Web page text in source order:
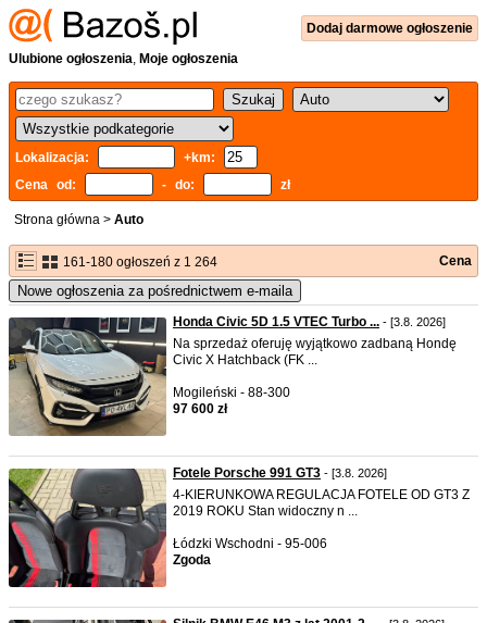
Dodaj darmowe ogłoszenie
Ulubione ogłoszenia, Moje ogłoszenia
Lokalizacja:
+km:
Cena od:
- do: zł
Strona główna > Auto
161-180 ogłoszeń z 1 264 Cena
Nowe ogłoszenia za pośrednictwem e-maila
Honda Civic 5D 1.5 VTEC Turbo ... - [3.8. 2026]
Na sprzedaż oferuję wyjątkowo zadbaną Hondę
Civic X Hatchback (FK ...
Mogileński - 88-300
97 600 zł
Fotele Porsche 991 GT3 - [3.8. 2026]
4-KIERUNKOWA REGULACJA FOTELE OD GT3 Z
2019 ROKU Stan widoczny n ...
Łódzki Wschodni - 95-006
Zgoda